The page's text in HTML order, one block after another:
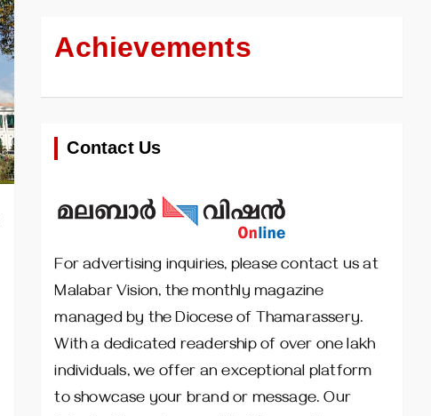
Achievements
Contact Us
For advertising inquiries, please contact us at
Malabar Vision, the monthly magazine
managed by the Diocese of Thamarassery.
With a dedicated readership of over one lakh
individuals, we offer an exceptional platform
to showcase your brand or message. Our